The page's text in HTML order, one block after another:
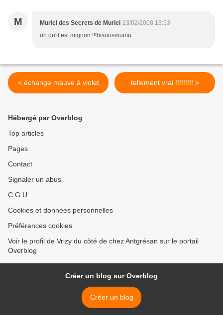
M Muriel des Secrets de Muriel 23/02/2008 13:53
oh qu'il est mignon !!!bisousmumu
< échange mauve à violet tellement vrai !!!!!!!!! >
Hébergé par Overblog
Top articles
Pages
Contact
Signaler un abus
C.G.U.
Cookies et données personnelles
Préférences cookies
Voir le profil de Vrizy du côté de chez Antgrésan sur le portail
Overblog
Créer un blog sur Overblog
Créer un blog